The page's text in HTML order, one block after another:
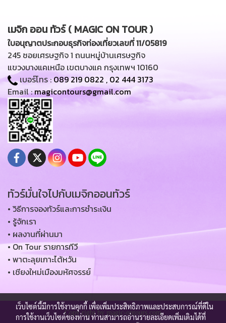
เมจิก ออน ทัวร์ ( MAGIC ON TOUR )
ใบอนุญาตประกอบธุรกิจท่องเที่ยวเลขที่ 11/05819
245 ซอยเศรษฐกิจ 1 ถนนหมู่บ้านเศรษฐกิจ
แขวงบางแคเหนือ เขตบางแค กรุงเทพฯ 10160
เบอร์โทร :089 219 0822 , 02 444 3173
Email :magicontours@gmail.com
ทัวร์มั่นใจไปกับเมจิกออนทัวร์
• วิธีการจองทัวร์และการชำระเงิน
• รู้จักเรา
• ผลงานที่ผ่านมา
• On Tour รายการทีวี
• พาตะลุยเกาะไต้หวัน
• เชียงใหม่เมืองมหัศจรรย์
Copy right by magic-ontours.com
เว็บไซต์นี้มีการใช้งานคุกกี้ เพื่อเพิ่มประสิทธิภาพและประสบการณ์ที่ดีใน
การใช้งานเว็บไซต์ของท่าน ท่านสามารถอ่านรายละเอียดเพิ่มเติมได้ที่